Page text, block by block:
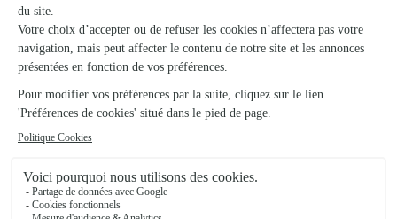
★
Que du Bonheur !
Envoyer un peu de bonheur à l’autre bout de la France. Merci
14/05/2026
★ ★ ★ ★ ★
Je recommande